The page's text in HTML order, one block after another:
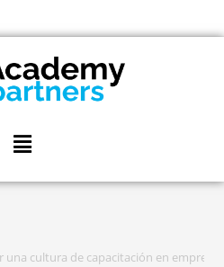
una cultura de capacitación en